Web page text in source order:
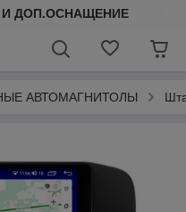
И ДОП.ОСНАЩЕНИЕ
АВТОМАГНИТОЛЫ